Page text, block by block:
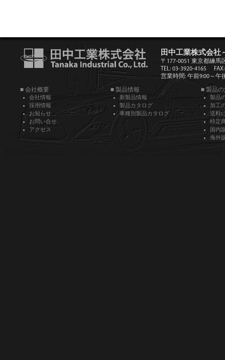
田中工業株式会社
〒177-0051 東京都練馬
TEL: 03-3920-4165
営業時間: 午前9:00～午
■ 会社概要
会社情報
採用情報
お知らせ
お問い合せ
アクセス
■ 製品情報
新製品情報
製品カタログ
車種別製品カタログ
■ 製品
製品
加工
送料
特定
国内
海外